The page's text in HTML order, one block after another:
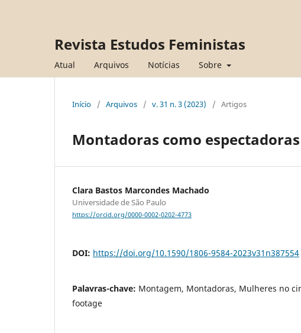
Revista Estudos Feministas
Atual Arquivos Notícias Sobre
Início / Arquivos / v. 31 n. 3 (2023) / Artigos
Montadoras como espectadoras
Clara Bastos Marcondes Machado
Universidade de São Paulo
https://orcid.org/0000-0002-0202-4773
DOI: https://doi.org/10.1590/1806-9584-2023v31n387554
Palavras-chave: Montagem, Montadoras, Mulheres no
footage